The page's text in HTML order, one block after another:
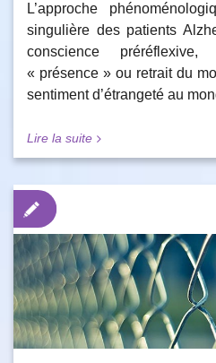
L’approche
singulière des patients
conscience
« présence » ou retrait du
sentiment d’étrangeté au
Lire la suite